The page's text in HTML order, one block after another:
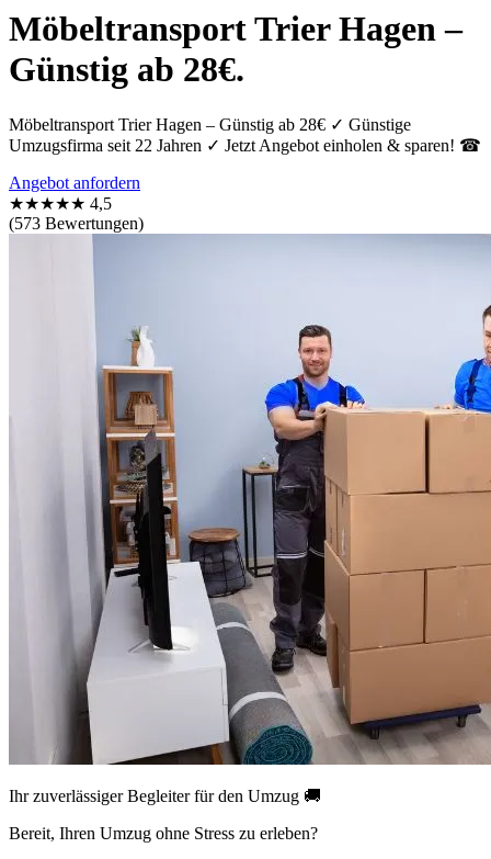
Möbeltransport Trier Hagen –
Günstig ab 28€.
Möbeltransport Trier Hagen – Günstig ab 28€ ✓ Günstige
Umzugsfirma seit 22 Jahren ✓ Jetzt Angebot einholen & sparen! ☎
Angebot anfordern
★★★★★ 4,5
(573 Bewertungen)
Ihr zuverlässiger Begleiter für den Umzug 🚚
Bereit, Ihren Umzug ohne Stress zu erleben?